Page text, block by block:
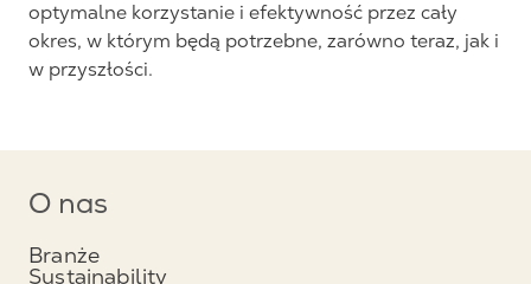
optymalne korzystanie i efektywność przez cały
okres, w którym będą potrzebne, zarówno teraz, jak i
w przyszłości.
O nas
Branże
Sustainability